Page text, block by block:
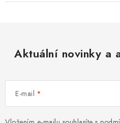
Aktuální novinky a
E-mail